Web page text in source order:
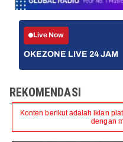
Live Now
OKEZONE LIVE 24 JAM